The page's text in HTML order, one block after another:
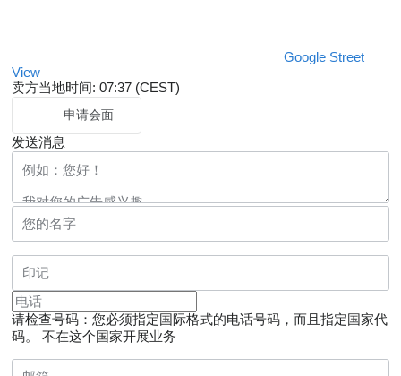
Google Street
View
卖方当地时间: 07:37 (CEST)
申请会面
发送消息
请检查号码：您必须指定国际格式的电话号码，而且指定国家代
码。
不在这个国家开展业务